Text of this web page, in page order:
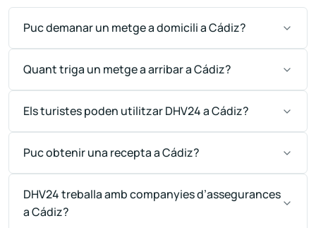
Puc demanar un metge a domicili a Cádiz?
Quant triga un metge a arribar a Cádiz?
Els turistes poden utilitzar DHV24 a Cádiz?
Puc obtenir una recepta a Cádiz?
DHV24 treballa amb companyies d’assegurances
a Cádiz?